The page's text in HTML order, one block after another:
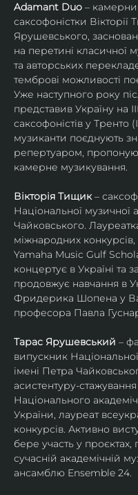
Adamant Duo –
саксофоністки
Ярушевського,
на перетині класичної
та авторських
темброві можливості
Уже наступного року
представив Україну на
саксофоністів у Тренто
музиканти поєднують
репертуаром,
камерне музикування.
Вікторія Тищик –
Національної музичної
Чайковського.
міжнародних
Yamaha Music Gulf
концертує в Україні та
продовжує навчання в
Фридерика Шопена у
професора Павла
Тарас Ярушевський –
випускник
імені Петра
асистентуру-
Національного
України, лауреат
конкурсів. Активно
бере участь у
сучасній академічній
ансамблю Ensemble 24.